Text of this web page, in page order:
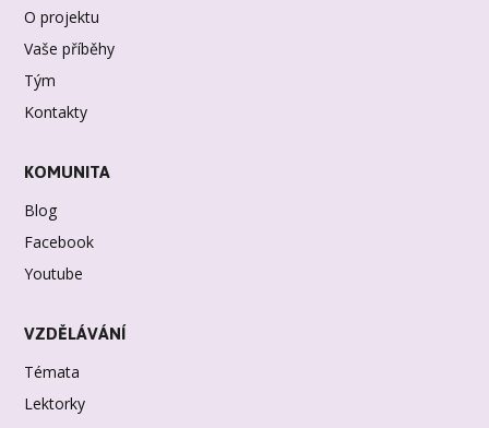
O projektu
Vaše příběhy
Tým
Kontakty
KOMUNITA
Blog
Facebook
Youtube
VZDĚLÁVÁNÍ
Témata
Lektorky